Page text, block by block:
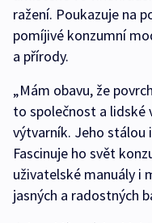
ražení. Poukazuje na
pomíjivé konzumní
a přírody.
„Mám obavu, že
to společnost a lidské
výtvarník. Jeho stálou
Fascinuje ho svět
uživatelské manuály i
jasných a radostných